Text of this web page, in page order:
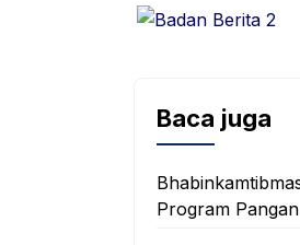
Baca juga
Program